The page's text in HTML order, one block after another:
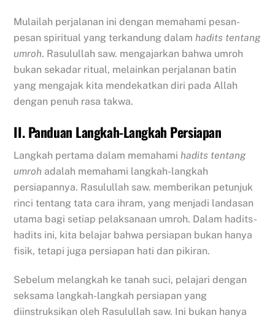
Mulailah perjalanan ini dengan memahami pesan-
pesan spiritual yang terkandung dalamhadits tentang
umroh. Rasulullah saw. mengajarkan bahwa umroh
bukan sekadar ritual, melainkan perjalanan batin
yang mengajak kita mendekatkan diri pada Allah
dengan penuh rasa takwa.
II. Panduan Langkah-Langkah Persiapan
Langkah pertama dalam memahamihadits tentang
umroh adalah memahami langkah-langkah
persiapannya. Rasulullah saw. memberikan petunjuk
rinci tentang tata cara ihram, yang menjadi landasan
utama bagi setiap pelaksanaan umroh. Dalam hadits-
hadits ini, kita belajar bahwa persiapan bukan hanya
fisik, tetapi juga persiapan hati dan pikiran.
Sebelum melangkah ke tanah suci, pelajari dengan
seksama langkah-langkah persiapan yang
diinstruksikan oleh Rasulullah saw. Ini bukan hanya